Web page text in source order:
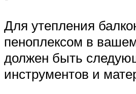
Для утепления
пеноплексом в
должен быть
инструментов и